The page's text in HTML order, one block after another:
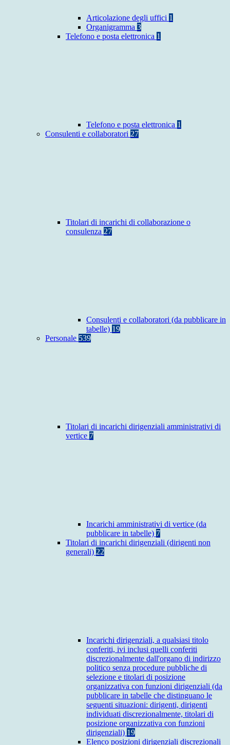
Articolazione degli uffici 1
Organigramma 3
Telefono e posta elettronica 1
Telefono e posta elettronica 1
Consulenti e collaboratori 27
Titolari di incarichi di collaborazione o
consulenza 27
Consulenti e collaboratori (da pubblicare in
tabelle) 19
Personale 539
Titolari di incarichi dirigenziali amministrativi di
vertice 7
Incarichi amministrativi di vertice (da
pubblicare in tabelle) 7
Titolari di incarichi dirigenziali (dirigenti non
generali) 22
Incarichi dirigenziali, a qualsiasi titolo
conferiti, ivi inclusi quelli conferiti
discrezionalmente dall'organo di indirizzo
politico senza procedure pubbliche di
selezione e titolari di posizione
organizzativa con funzioni dirigenziali (da
pubblicare in tabelle che distinguano le
seguenti situazioni: dirigenti, dirigenti
individuati discrezionalmente, titolari di
posizione organizzativa con funzioni
dirigenziali) 19
Elenco posizioni dirigenziali discrezionali